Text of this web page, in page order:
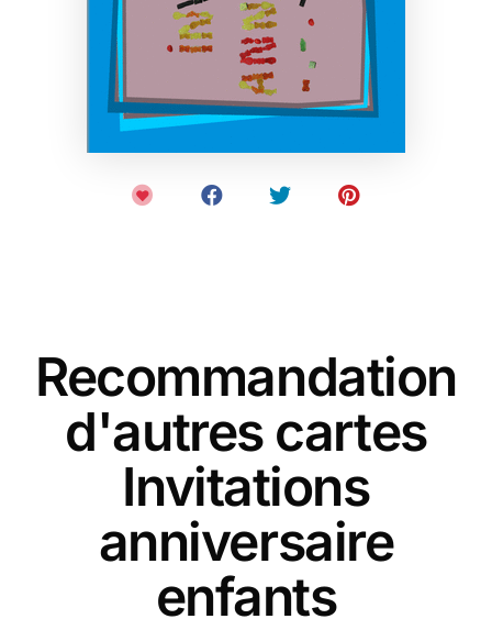
Recommandation
d'autres cartes
Invitations
anniversaire
enfants